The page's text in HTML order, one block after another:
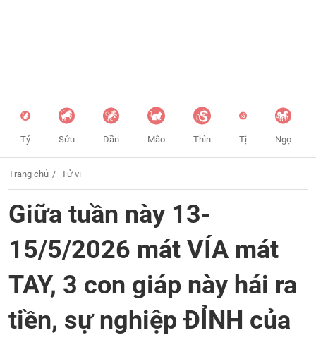
Tý Sửu Dần Mão Thìn Tị Ngọ
Trang chủ Tử vi
Giữa tuần này 13-
15/5/2026 mát VÍA mát
TAY, 3 con giáp này hái ra
tiền, sự nghiệp ĐỈNH của